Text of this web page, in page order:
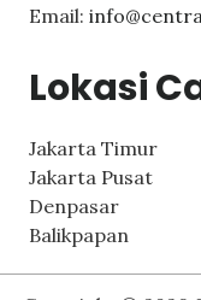
Email:
Lokasi
Jakarta Timur
Jakarta Pusat
Denpasar
Balikpapan